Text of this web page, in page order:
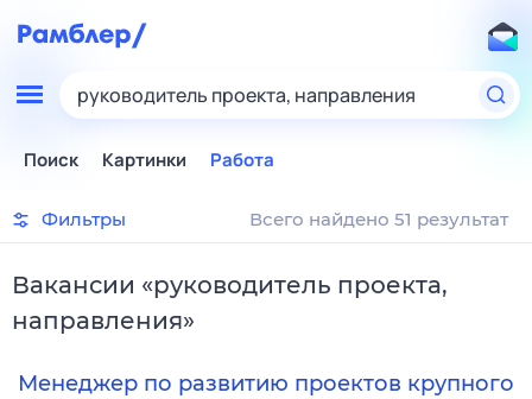
руководитель проекта, направления
Поиск Картинки Работа
Фильтры Всего найдено 51 результат
Вакансии «руководитель проекта,
направления»
Менеджер по развитию проектов крупного